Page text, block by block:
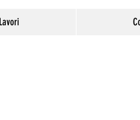
Lavori